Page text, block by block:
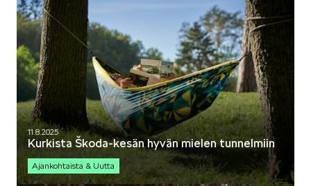
11.8.2025
Kurkista Škoda-kesän hyvän mielen tunnelmiin
Ajankohtaista & Uutta